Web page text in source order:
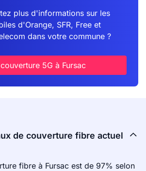
plus d'informations sur les
d'Orange, SFR, Free et
dans votre commune ?
5G à Fursac
de couverture fibre actuel
fibre à Fursac est de 97% selon